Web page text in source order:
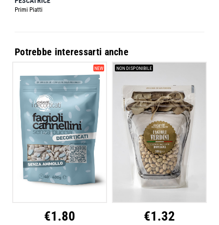
Primi Piatti
Potrebbe interessarti anche
NEW
€1.80
NON DISPONIBILE
€1.32